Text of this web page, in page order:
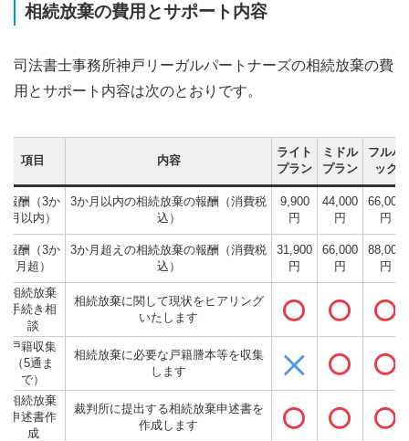
相続放棄の費用とサポート内容
司法書士事務所神戸リーガルパートナーズの相続放棄の費
用とサポート内容は次のとおりです。
項目 内容
ライト
プラン
ミドル
プラン
フルパ
ック
報酬（3か
月以内）
3か月以内の相続放棄の報酬（消費税
込）
9,900
円
44,000
円
66,000
円
報酬（3か
月超）
3か月超えの相続放棄の報酬（消費税
込）
31,900
円
66,000
円
88,000
円
相続放棄
手続き相
談
相続放棄に関して現状をヒアリング
いたします
戸籍収集
（5通ま
で）
相続放棄に必要な戸籍謄本等を収集
します
相続放棄
申述書作
成
裁判所に提出する相続放棄申述書を
作成します